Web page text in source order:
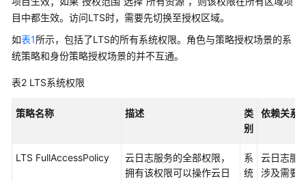
计
费
说
明
快
入
用
目中都生效。访问LTS时，需要先切换至授权区域。
如表1所示，包括了LTS的所有系统权限。角色与策略授权场景的系
统策略和身份策略授权场景的并不互通。
表2 LTS系统权限
策略名称 描述
类
别
依赖关系
LTS FullAccessPolicy
云日志服务的全部权限，
拥有该权限可以操作云日
系
统
云日志服
涉及需要